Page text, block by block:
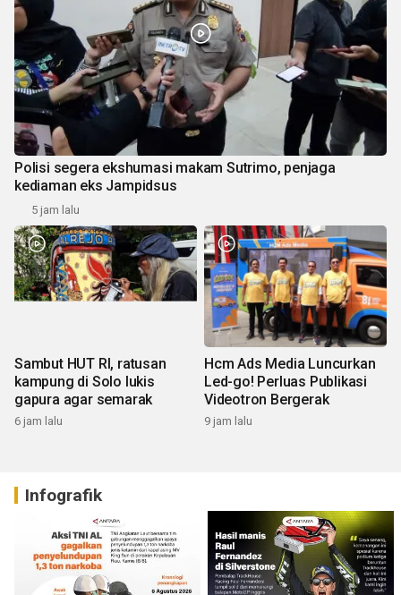
Polisi segera ekshumasi makam Sutrimo, penjaga
kediaman eks Jampidsus
5 jam lalu
Sambut HUT RI, ratusan
kampung di Solo lukis
gapura agar semarak
6 jam lalu
Hcm Ads Media Luncurkan
Led-go! Perluas Publikasi
Videotron Bergerak
9 jam lalu
Infografik